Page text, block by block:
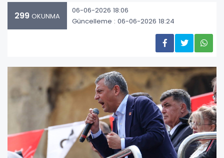
299 OKUNMA
06-06-2026 18:06
Güncelleme : 06-06-2026 18:24